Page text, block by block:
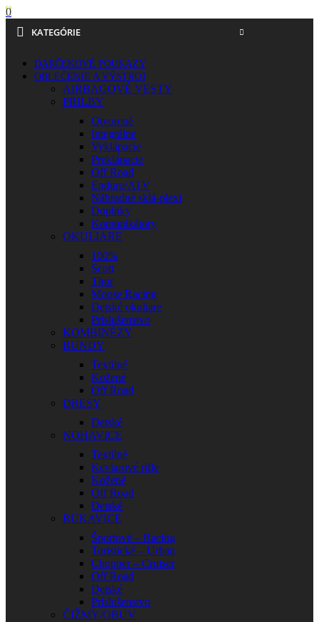
0
KATEGÓRIE
DARČEKOVÉ POUKAZY
OBLEČENIE A VÝSTROJ
AIRBAGOVÉ VESTY
PRILBY
Otvorené
Integrálne
Vyklápacie
Preklápacie
Off Road
Enduro/ATV
Náhradné sklá-plexi
Doplnky
Komunikátory
OKULIARE
100%
Scott
Thor
Moose Racing
Detské okuliare
Príslušenstvo
KOMBINÉZY
BUNDY
Textilné
Kožené
Off Road
DRESY
Detské
NOHAVICE
Textilné
Kevlarové rifle
Kožené
Off Road
Detské
RUKAVICE
Športové – Racing
Turistické – Urban
Chopper – Cruiser
Off Road
Detské
Príslušenstvo
ČIŽMY/OBUV